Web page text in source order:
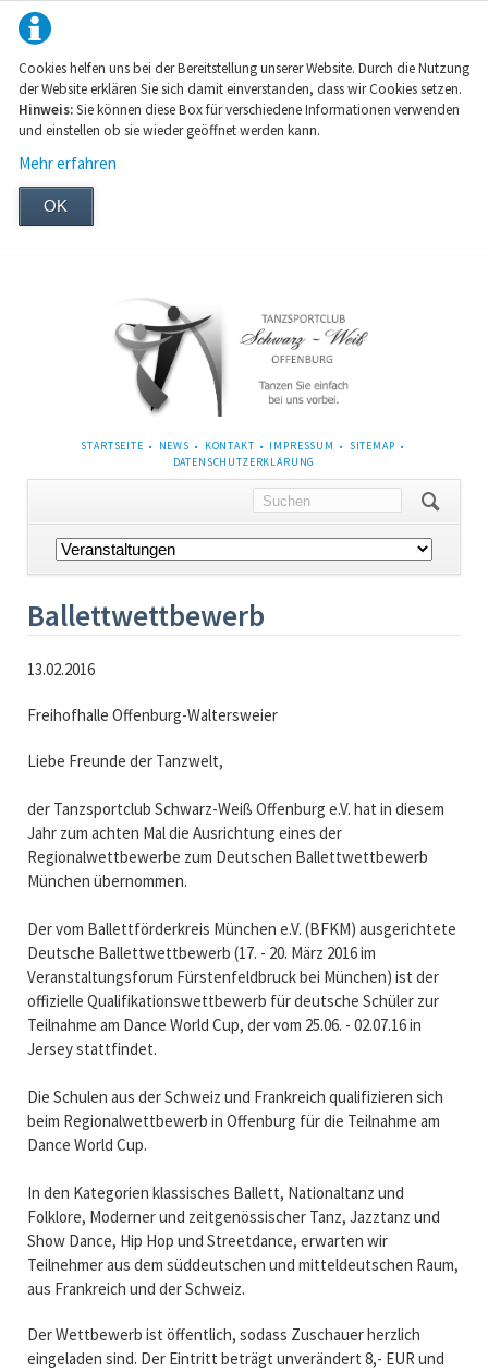
Cookies helfen uns bei der Bereitstellung unserer Website. Durch die Nutzung
der Website erklären Sie sich damit einverstanden, dass wir Cookies setzen.
Hinweis:Sie können diese Box für verschiedene Informationen verwenden
und einstellen ob sie wieder geöffnet werden kann.
Mehr erfahren
OK
NAVIGATION
STARTSEITE NEWS KONTAKT IMPRESSUM
SITEMAP
DATENSCHUTZERKLÄRUNG
Navigation
überspringen
Ballettwettbewerb
13.02.2016
Freihofhalle Offenburg-Waltersweier
Liebe Freunde der Tanzwelt,
der Tanzsportclub Schwarz-Weiß Offenburg e.V. hat in diesem
Jahr zum achten Mal die Ausrichtung eines der
Regionalwettbewerbe zum Deutschen Ballettwettbewerb
München übernommen.
Der vom Ballettförderkreis München e.V. (BFKM) ausgerichtete
Deutsche Ballettwettbewerb (17. - 20. März 2016 im
Veranstaltungsforum Fürstenfeldbruck bei München) ist der
offizielle Qualifikationswettbewerb für deutsche Schüler zur
Teilnahme am Dance World Cup, der vom 25.06. - 02.07.16 in
Jersey stattfindet.
Die Schulen aus der Schweiz und Frankreich qualifizieren sich
beim Regionalwettbewerb in Offenburg für die Teilnahme am
Dance World Cup.
In den Kategorien klassisches Ballett, Nationaltanz und
Folklore, Moderner und zeitgenössischer Tanz, Jazztanz und
Show Dance, Hip Hop und Streetdance, erwarten wir
Teilnehmer aus dem süddeutschen und mitteldeutschen Raum,
aus Frankreich und der Schweiz.
Der Wettbewerb ist öffentlich, sodass Zuschauer herzlich
eingeladen sind. Der Eintritt beträgt unverändert 8,- EUR und